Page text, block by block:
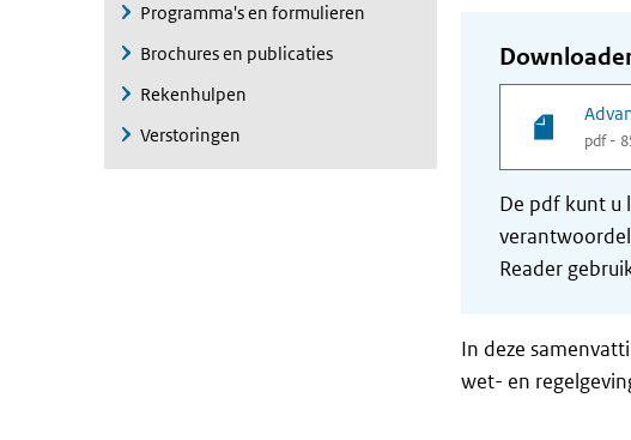
Programma's en formulieren
Brochures en publicaties
Rekenhulpen
Verstoringen
pdf -
De pdf kunt u
Reader
In deze
wet- en